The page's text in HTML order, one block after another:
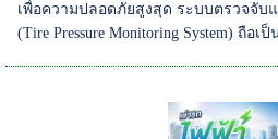
เพื่อความปลอดภัยสูงสุด ระบบตรวจจับ
(Tire Pressure Monitoring System) ถื